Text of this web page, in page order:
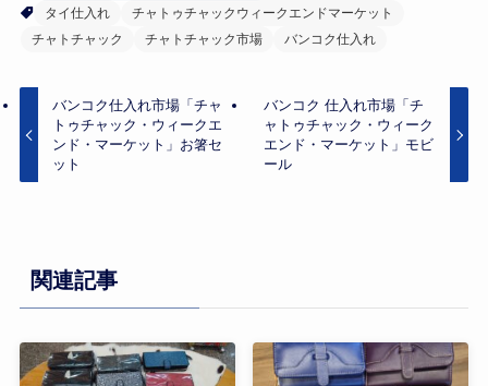
タイ仕入れ
チャトゥチャックウィークエンドマーケット
チャトチャック
チャトチャック市場 バンコク仕入れ
バンコク仕入れ市場「チャ
トゥチャック・ウィークエ
ンド・マーケット」お箸セ
ット
バンコク 仕入れ市場「チ
ャトゥチャック・ウィーク
エンド・マーケット」モビ
ール
関連記事